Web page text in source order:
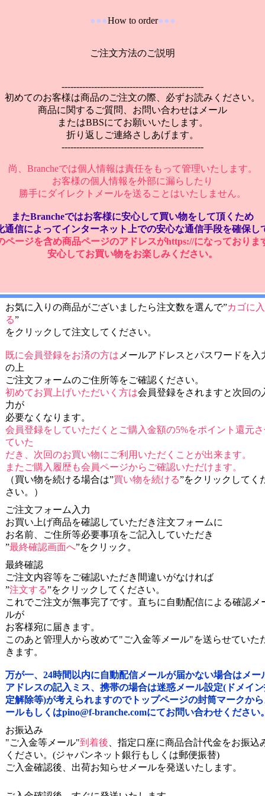
●●●How to order●●●
ご注文方法のご説明
------------------------------------------------
初めてのお客様は商品のご注文の際、必ずお読みください。
商品に関するご質問、お問い合わせはメール
またはBBSにてお願いいたします。
折り返しご連絡さしあげます。
------------------------------------------------
尚、Brancheでは個人情報は責任をもって管理いたします。
お客様の個人情報を外部に漏らしたり
勝手にダイレクトメールを送ることはいたしません。
またBrancheではお客様に安心して買い物をして頂くため
通信によってインターネット上での安心な通信手段を確保し
ページを含め商品ページのアドレスがhttps://になっておりま
安心してお買い物をお楽しみください。
お気に入りの商品がございましたら注文数を選んで”カゴに
る”
をクリックして注文してください。
既に会員登録をお済の方は メールアドレスとパスワードを入
の上
ご注文フォームのご住所等をご確認ください。
初めてお買上げいただいく方は会員登録をされますと次回の
力が
必要なくなります。
会員登録をしていただくとご購入金額の5%をポイント還元
ていた
だき、次回のお買い物にご利用いただくことが出来ます。
またご購入履歴も会員ページからご確認いただけます。
（買い物を続ける場合は”買い物を続ける”をクリックしてく
さい。）
ご注文フォーム入力
お買い上げ商品を確認していただき注文フォームに
お名前、ご住所等必要事項をご記入していただき
”最終確認画面へ”をクリック。
最終確認
ご注文内容等をご確認いただき間違いがなければ
”注文する”をクリックしてください。
これでご注文が無事完了です。直ちに自動配信による確認メ
ルが
お客様宛に届きます。
このあと管理人から改めて"ご入金等メール"を送らせていた
きます。
万が一、24時間以内に自動配信メールが届かない場合はメー
アドレスの記入ミス、携帯の場合は迷惑メール設定(ドメイ
定解除等)が考えられますのでトップページの封筒マークから
ールもしくはpino@f-branche.comにてお問い合わせください。
お振込み
"ご入金等メール"到着後 、指定口座に商品合計代金をお振込
ください。(ジャパンネット銀行もしくは郵便振替)
ご入金確認後、出荷お知らせメールを発送いたします。